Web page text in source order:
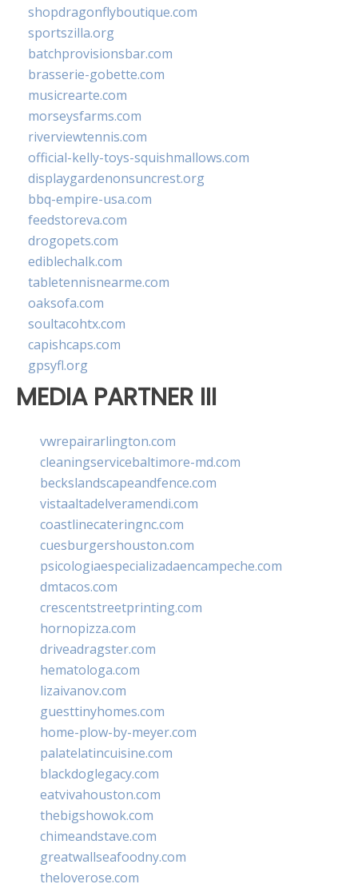
shopdragonflyboutique.com
sportszilla.org
batchprovisionsbar.com
brasserie-gobette.com
musicrearte.com
morseysfarms.com
riverviewtennis.com
official-kelly-toys-squishmallows.com
displaygardenonsuncrest.org
bbq-empire-usa.com
feedstoreva.com
drogopets.com
ediblechalk.com
tabletennisnearme.com
oaksofa.com
soultacohtx.com
capishcaps.com
gpsyfl.org
MEDIA PARTNER III
vwrepairarlington.com
cleaningservicebaltimore-md.com
beckslandscapeandfence.com
vistaaltadelveramendi.com
coastlinecateringnc.com
cuesburgershouston.com
psicologiaespecializadaencampeche.com
dmtacos.com
crescentstreetprinting.com
hornopizza.com
driveadragster.com
hematologa.com
lizaivanov.com
guesttinyhomes.com
home-plow-by-meyer.com
palatelatincuisine.com
blackdoglegacy.com
eatvivahouston.com
thebigshowok.com
chimeandstave.com
greatwallseafoodny.com
theloverose.com